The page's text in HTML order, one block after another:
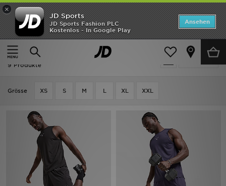
×
JD Sports
JD Sports Fashion PLC
Kostenlos - In Google Play
Ansehen
Startseite
Herren Herrenbekleidung Shorts
verfeinern
Herren - PUMA Shorts
9 Produkte
Grӧsse XS S M L XL XXL
Startseite
ANGEBOTE
Marken
Bestsellers